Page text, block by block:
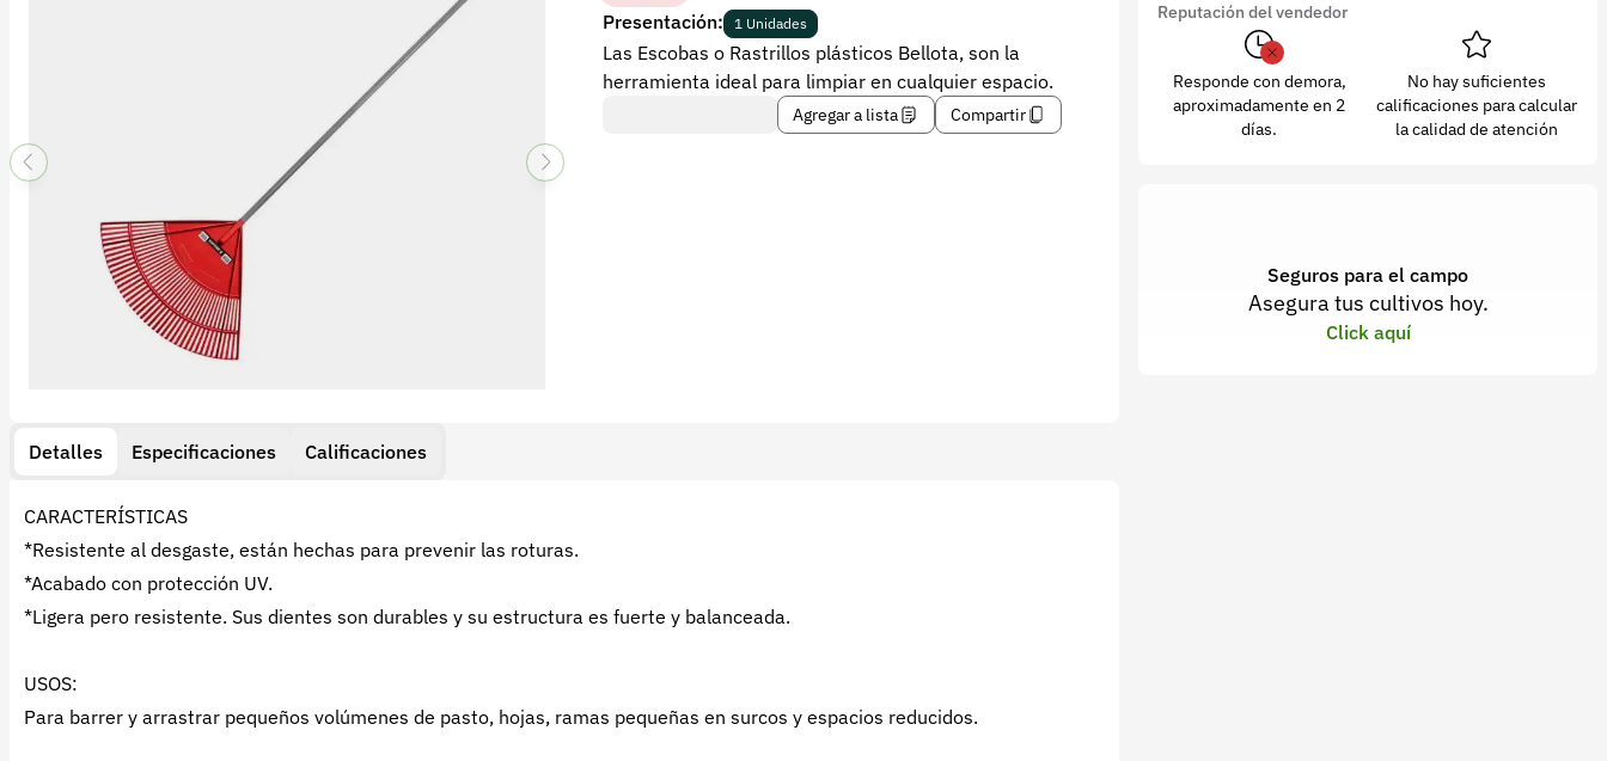
Presentación: 1 Unidades
Las Escobas o Rastrillos plásticos Bellota, son la
herramienta ideal para limpiar en cualquier espacio.
Agregar a lista Compartir
Detalles Especificaciones Calificaciones
CARACTERÍSTICAS
*Resistente al desgaste, están hechas para prevenir las roturas.
*Acabado con protección UV.
*Ligera pero resistente. Sus dientes son durables y su estructura es fuerte y balanceada.
USOS:
Para barrer y arrastrar pequeños volúmenes de pasto, hojas, ramas pequeñas en surcos y espacios reducidos.
Reputación del vendedor
Responde con demora,
aproximadamente en 2
días.
No hay suficientes
calificaciones para calcular
la calidad de atención
Seguros para el campo
Asegura tus cultivos hoy.
Click aquí